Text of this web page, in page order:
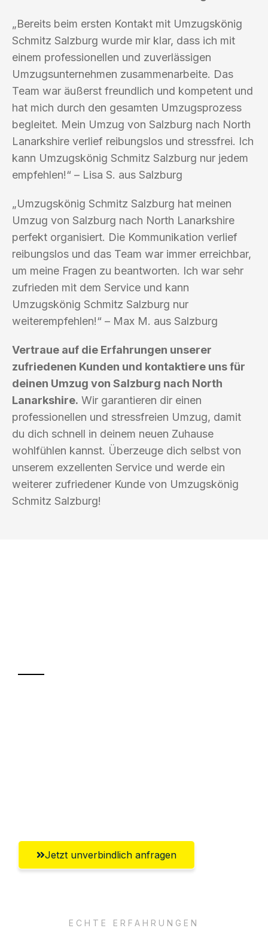
„Bereits beim ersten Kontakt mit Umzugskönig
Schmitz Salzburg wurde mir klar, dass ich mit
einem professionellen und zuverlässigen
Umzugsunternehmen zusammenarbeite. Das
Team war äußerst freundlich und kompetent und
hat mich durch den gesamten Umzugsprozess
begleitet. Mein Umzug von Salzburg nach North
Lanarkshire verlief reibungslos und stressfrei. Ich
kann Umzugskönig Schmitz Salzburg nur jedem
empfehlen!“ – Lisa S. aus Salzburg
„Umzugskönig Schmitz Salzburg hat meinen
Umzug von Salzburg nach North Lanarkshire
perfekt organisiert. Die Kommunikation verlief
reibungslos und das Team war immer erreichbar,
um meine Fragen zu beantworten. Ich war sehr
zufrieden mit dem Service und kann
Umzugskönig Schmitz Salzburg nur
weiterempfehlen!“ – Max M. aus Salzburg
Vertraue auf die Erfahrungen unserer
zufriedenen Kunden und kontaktiere uns für
deinen Umzug von Salzburg nach North
Lanarkshire. Wir garantieren dir einen
professionellen und stressfreien Umzug, damit
du dich schnell in deinem neuen Zuhause
wohlfühlen kannst. Überzeuge dich selbst von
unserem exzellenten Service und werde ein
weiterer zufriedener Kunde von Umzugskönig
Schmitz Salzburg!
Jetzt unverbindlich anfragen
ECHTE ERFAHRUNGEN